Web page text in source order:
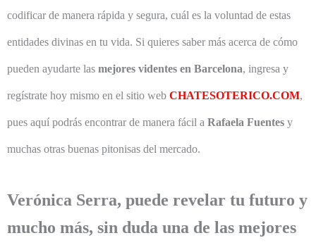
codificar de manera rápida y segura, cuál es la voluntad de estas
entidades divinas en tu vida. Si quieres saber más acerca de cómo
pueden ayudarte las mejores videntes en Barcelona, ingresa y
regístrate hoy mismo en el sitio web CHATESOTERICO.COM,
pues aquí podrás encontrar de manera fácil a Rafaela Fuentes y
muchas otras buenas pitonisas del mercado.
Verónica Serra, puede revelar tu futuro y
mucho más, sin duda una de las mejores